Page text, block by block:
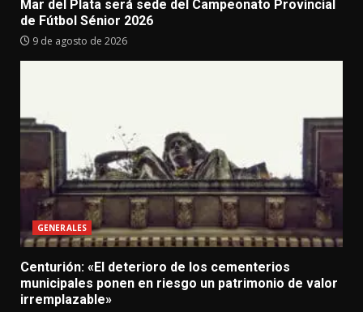
Mar del Plata será sede del Campeonato Provincial
de Fútbol Sénior 2026
9 de agosto de 2026
GENERALES
Centurión: «El deterioro de los cementerios
municipales ponen en riesgo un patrimonio de valor
irremplazable»